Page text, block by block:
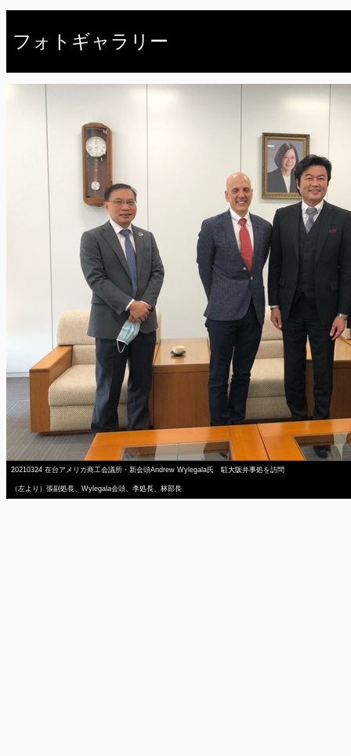
フォトギャラリー
20210324 在台アメリカ商工会議所・新会頭Andrew Wylegala氏 駐大阪弁事処を訪問
（左より）張副処長、Wylegala会頭、李処長、林部長